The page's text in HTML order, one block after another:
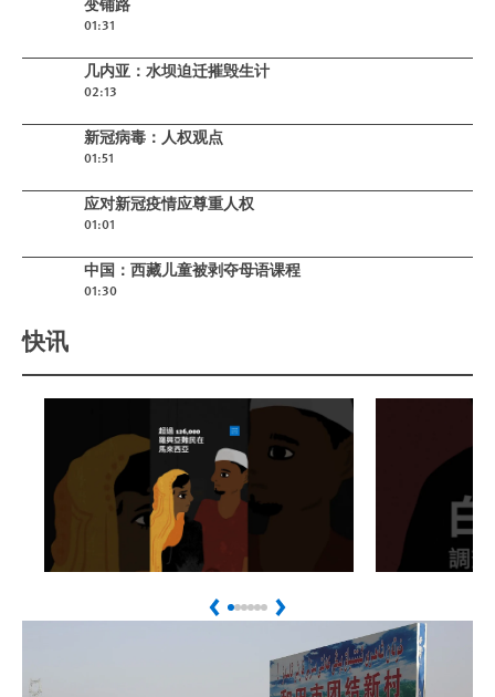
01:31
Play video几内亚：水坝迫迁摧毁生计
02:13
Play video新冠病毒：人权观点
01:51
Play video应对新冠疫情应尊重人权
01:01
Play video中国：西藏儿童被剥夺母语课程
01:30
快讯
馬來西亞強制遣返緬甸難
中國異
遣返中
PreviousNext